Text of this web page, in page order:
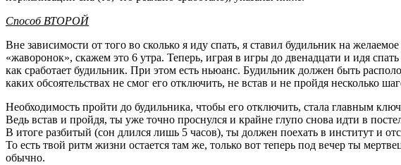
Способ ВТОРОЙ
Вне зависимости от того во сколько я иду спать, я ставил будильник на
«жаворонок», скажем это 6 утра. Теперь, играя в игры до двенадцати и идя
как сработает будильник. При этом есть ньюанс. Будильник должен быть
каких обсоятельствах не смог его отключить, не встав и не пройдя несколько
Необходимость пройти до будильника, чтобы его отключить, стала главным
Ведь встав и пройдя, ты уже точно проснулся и крайне глупо снова идти в
В итоге разбитый (сон длился лишь 5 часов), ты должен поехать в институт и
То есть твой ритм жизни остается там же, только вот теперь под вечер ты
обычно.